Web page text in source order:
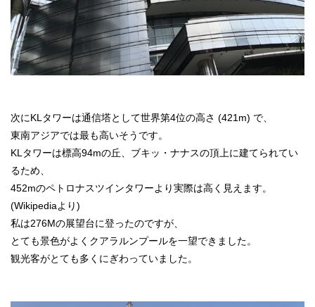
次にKLタワーは通信塔として世界第4位の高さ (421m) で、
東南アジアでは最も高いそうです。
KLタワーは標高94mの丘、ブキッ・ナナスの頂上に建てられてい
るため、
452mのペトロナスツインタワーより実際は高く見えます。
(Wikipediaより)
私は276Mの展望台に登ったのですが、
とても景色がよくクアラルンプールを一望できました。
観光客がとても多くにぎわっていました。